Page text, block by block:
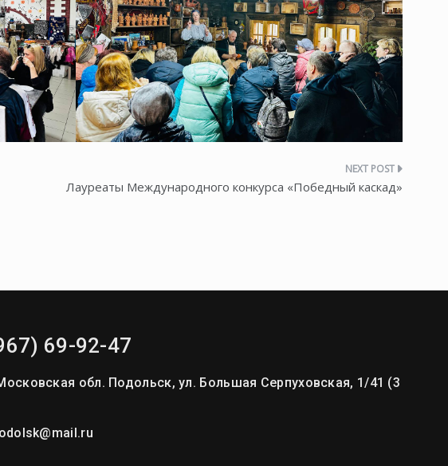
Лауреаты Международного конкурса «Победный каскад»
69-92-47
обл. Подольск, ул. Большая Серпуховская, 1/41 (3